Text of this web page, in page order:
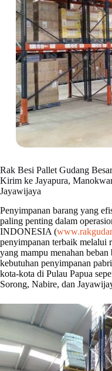
Rak Besi Pallet Gudang
Kirim ke Jayapura,
Jayawijaya
Penyimpanan barang yang
paling penting dalam
INDONESIA (
penyimpanan terbaik melalui
yang mampu menahan
kebutuhan penyimpanan
kota-kota di Pulau Papua
Sorong, Nabire, dan